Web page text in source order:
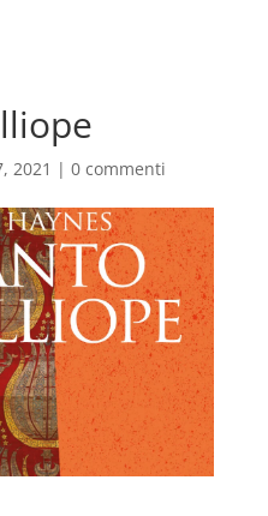
2021 | 0 commenti